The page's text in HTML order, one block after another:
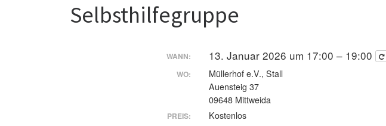
Selbsthilfegruppe
WANN: 13. Januar 2026 um 17:00 – 19:00
WO:
Müllerhof e.V., Stall
Auensteig 37
09648 Mittweida
PREIS: Kostenlos